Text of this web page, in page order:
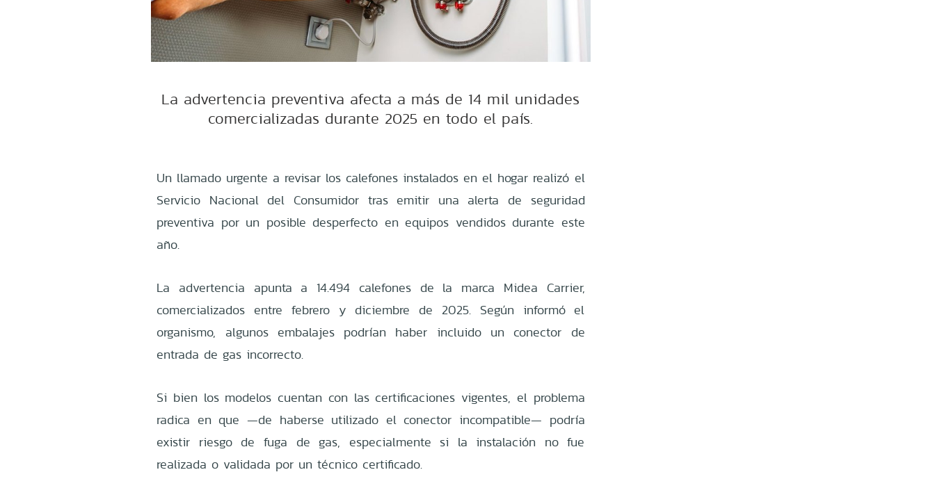
La advertencia preventiva afecta a más de 14 mil unidades
comercializadas durante 2025 en todo el país.
Un llamado urgente a revisar los calefones instalados en el hogar realizó el
Servicio Nacional del Consumidor tras emitir una alerta de seguridad
preventiva por un posible desperfecto en equipos vendidos durante este
año.
La advertencia apunta a 14.494 calefones de la marca Midea Carrier,
comercializados entre febrero y diciembre de 2025. Según informó el
organismo, algunos embalajes podrían haber incluido un conector de
entrada de gas incorrecto.
Si bien los modelos cuentan con las certificaciones vigentes, el problema
radica en que —de haberse utilizado el conector incompatible— podría
existir riesgo de fuga de gas, especialmente si la instalación no fue
realizada o validada por un técnico certificado.